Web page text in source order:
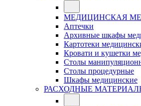
МЕДИЦИНСКАЯ
Аптечки
Архивные шкафы
Картотеки
Кровати и кушетки
Столы
Столы процедурные
Шкафы медицинские
РАСХОДНЫЕ